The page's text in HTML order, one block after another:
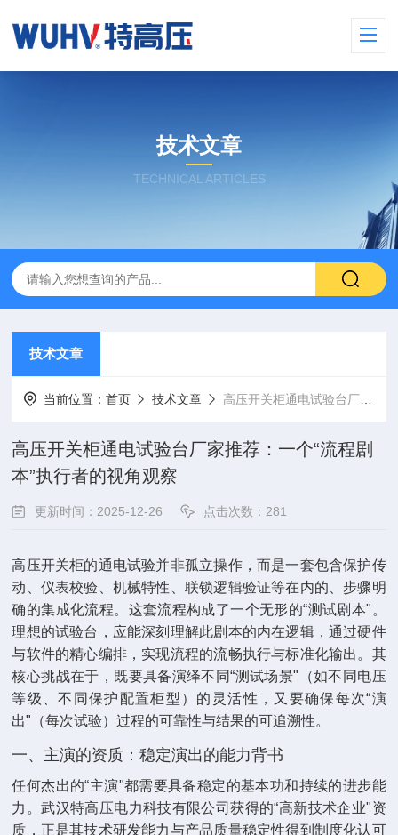
技术文章
TECHNICAL ARTICLES
技术文章
当前位置：首页 技术文章 高压开关柜通电试验台厂家推荐：一个“流程剧本”执行者的视角观察
高压开关柜通电试验台厂家推荐：一个“流程剧
本”执行者的视角观察
更新时间：2025-12-26 点击次数：281
高压开关柜的通电试验并非孤立操作，而是一套包含保护传
动、仪表校验、机械特性、联锁逻辑验证等在内的、步骤明
确的集成化流程。这套流程构成了一个无形的“测试剧本"。
理想的试验台，应能深刻理解此剧本的内在逻辑，通过硬件
与软件的精心编排，实现流程的流畅执行与标准化输出。其
核心挑战在于，既要具备演绎不同“测试场景"（如不同电压
等级、不同保护配置柜型）的灵活性，又要确保每次“演
出"（每次试验）过程的可靠性与结果的可追溯性。
一、主演的资质：稳定演出的能力背书
任何杰出的“主演"都需要具备稳定的基本功和持续的进步能
力。武汉特高压电力科技有限公司获得的“高新技术企业"资
质，正是其技术研发能力与产品质量稳定性得到制度化认可